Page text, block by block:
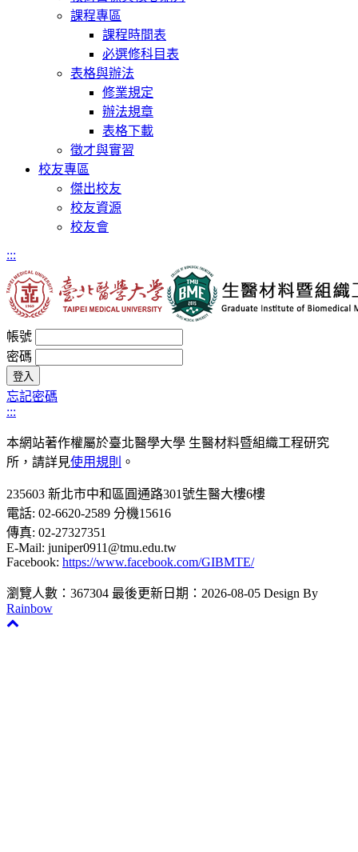
課程專區
課程時間表
必選修科目表
表格與辦法
修業規定
辦法規章
表格下載
徵才與實習
校友專區
傑出校友
校友資源
校友會
:::
帳號
密碼
忘記密碼
:::
本網站著作權屬於臺北醫學大學 生醫材料暨組織工程研究
所，請詳見使用規則 。
235603 新北市中和區圓通路301號生醫大樓6樓
電話: 02-6620-2589 分機15616
傳真: 02-27327351
E-Mail: juniper0911@tmu.edu.tw
Facebook: https://www.facebook.com/GIBMTE/
瀏覽人數：367304 最後更新日期：2026-08-05 Design By
Rainbow